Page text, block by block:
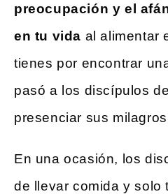
preocupación y el
en tu vida al alimentar
tienes por encontrar
pasó a los discípulos
presenciar sus
En una ocasión, los
de llevar comida y solo